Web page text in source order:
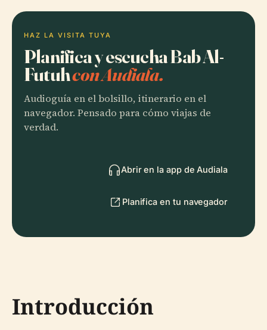
HAZ LA VISITA TUYA
Planifica y escucha Bab Al-
Futuhcon Audiala.
Audioguía en el bolsillo, itinerario en el
navegador. Pensado para cómo viajas de
verdad.
Abrir en la app de Audiala
Planifica en tu navegador
Introducción